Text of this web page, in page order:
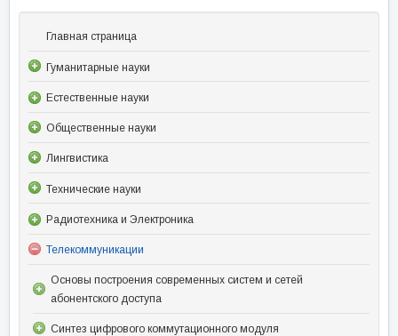
Главная страница
Гуманитарные науки
Естественные науки
Общественные науки
Лингвистика
Технические науки
Радиотехника и Электроника
Телекоммуникации
Основы построения современных систем и сетей
абонентского доступа
Синтез цифрового коммутационного модуля